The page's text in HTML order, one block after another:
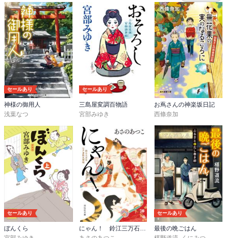
セールあり
神様の御用人
浅葉なつ
セールあり
三島屋変調百物語
宮部みゆき
お蔦さんの神楽坂日記
西條奈加
セールあり
ぼんくら
セールあり
最後の晩ごはん